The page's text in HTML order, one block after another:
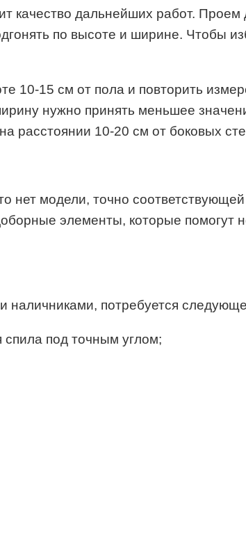
качество дальнейших работ.
по высоте и ширине. Чтобы
10-15 см от пола и повторить
нужно принять меньшее
расстоянии 10-20 см от боковых
нет модели, точно
элементы, которые помогут
наличниками, потребуется
спила под точным углом;